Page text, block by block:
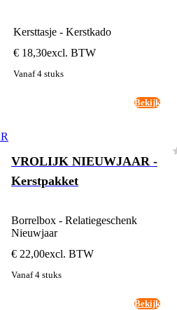
Kersttasje - Kerstkado
€ 18,30excl. BTW
Vanaf 4 stuks
Bekijk
VROLIJK NIEUWJAAR -
Kerstpakket
Borrelbox - Relatiegeschenk
Nieuwjaar
€ 22,00excl. BTW
Vanaf 4 stuks
Bekijk